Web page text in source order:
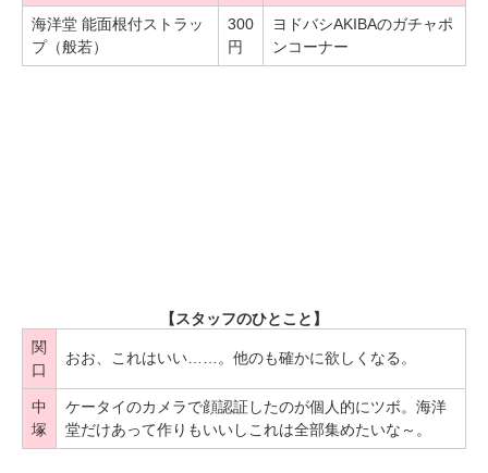
海洋堂 能面根付ストラッ
プ（般若）
300
円
ヨドバシAKIBAのガチャポ
ンコーナー
【スタッフのひとこと】
関
口
おお、これはいい……。他のも確かに欲しくなる。
中
塚
ケータイのカメラで顔認証したのが個人的にツボ。海洋
堂だけあって作りもいいしこれは全部集めたいな～。